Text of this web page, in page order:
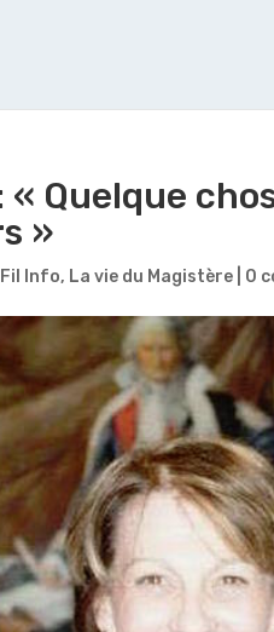
Quelque
»
Fil Info, La vie du Magistère 0